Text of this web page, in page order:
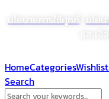
นโยบายการใช้คุกกี้ นโ
และเ
HomeCategoriesWishlist
Search